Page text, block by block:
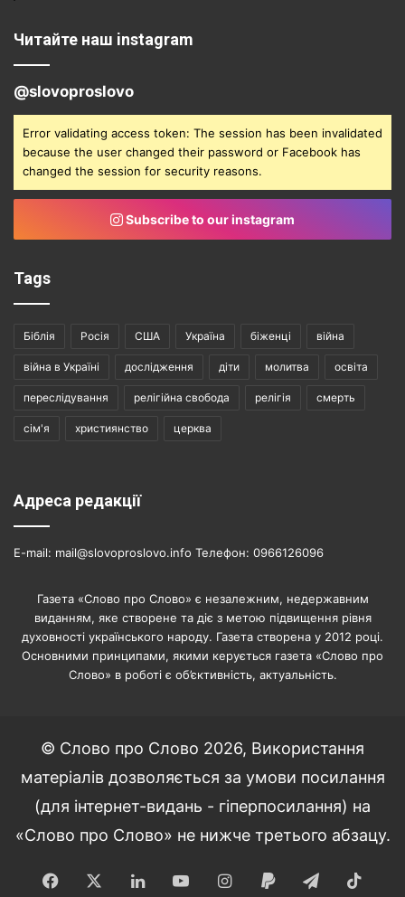
Читайте наш instagram
@slovoproslovo
Error validating access token: The session has been invalidated
because the user changed their password or Facebook has
changed the session for security reasons.
Subscribe to our instagram
Tags
Біблія Росія США Україна біженці війна
війна в Україні дослідження діти молитва освіта
переслідування релігійна свобода релігія смерть
сім'я християнство церква
Адреса редакції
E-mail: mail@slovoproslovo.info Телефон: 0966126096
Газета «Слово про Слово» є незалежним, недержавним
виданням, яке створене та діє з метою підвищення рівня
духовності українського народу. Газета створена у 2012 році.
Основними принципами, якими керується газета «Слово про
Слово» в роботі є об’єктивність, актуальність.
© Слово про Слово 2026, Використання
матеріалів дозволяється за умови посилання
(для інтернет-видань - гіперпосилання) на
«Слово про Слово» не нижче третього абзацу.
Facebook LinkedInYouTubeInstagram
Paypal Telegram